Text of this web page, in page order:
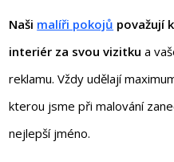
Naši malíři pokojů považují
interiér za svou vizitku a
reklamu. Vždy udělají
kterou jsme při malování
nejlepší jméno.